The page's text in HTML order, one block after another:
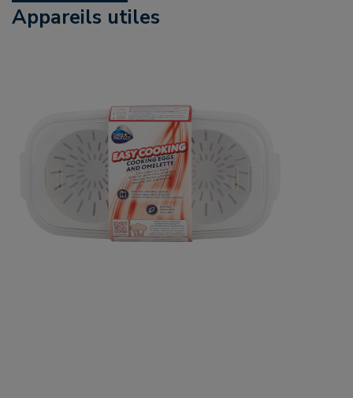
Appareils utiles